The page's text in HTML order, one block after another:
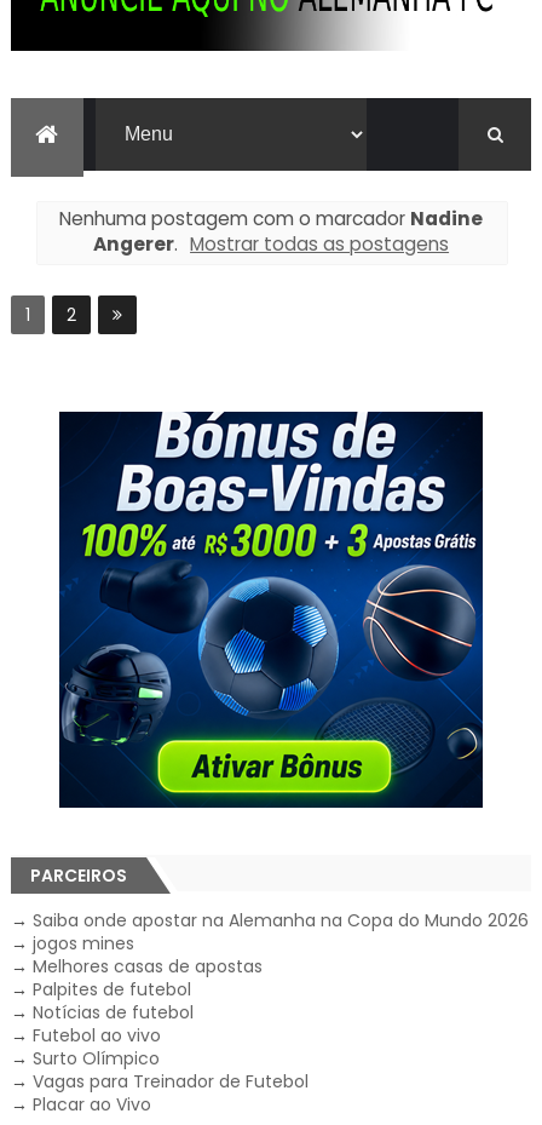
Nenhuma postagem com o marcador Nadine
Angerer. Mostrar todas as postagens
1 2
PARCEIROS
→ Saiba onde apostar na Alemanha na Copa do Mundo 2026
→ jogos mines
→ Melhores casas de apostas
→ Palpites de futebol
→ Notícias de futebol
→ Futebol ao vivo
→ Surto Olímpico
→ Vagas para Treinador de Futebol
→ Placar ao Vivo